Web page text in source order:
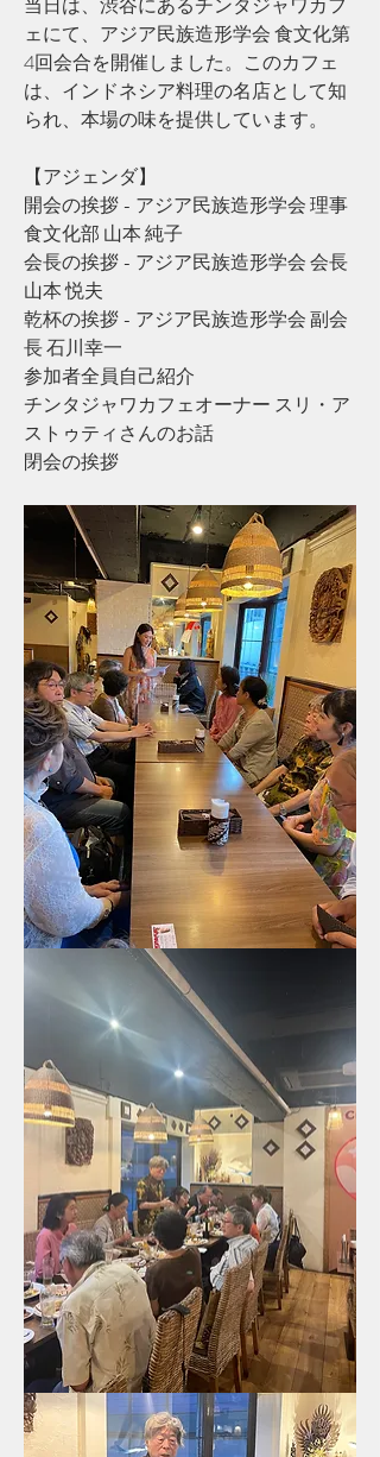
ェにて、アジア民族造形学会 食文化第
4回会合を開催しました。このカフェ
は、インドネシア料理の名店として知
られ、本場の味を提供しています。
【アジェンダ】
開会の挨拶 - アジア民族造形学会 理事
食文化部 山本 純子
会長の挨拶 - アジア民族造形学会 会長
山本 悦夫
乾杯の挨拶 - アジア民族造形学会 副会
長 石川幸一
参加者全員自己紹介
チンタジャワカフェオーナー スリ・ア
ストゥティさんのお話
閉会の挨拶